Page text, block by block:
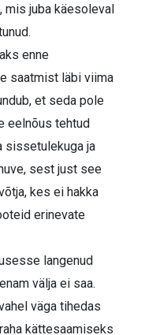
mis juba käesoleval
enne
saatmist läbi viima
et seda pole
eelnõus tehtud
sissetulekuga ja
sest just see
kes ei hakka
erinevate
langenud
välja ei saa.
väga tihedas
kättesaamiseks